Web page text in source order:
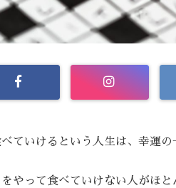
ていけるという人生は、幸運の
やって食べていけない人がほと